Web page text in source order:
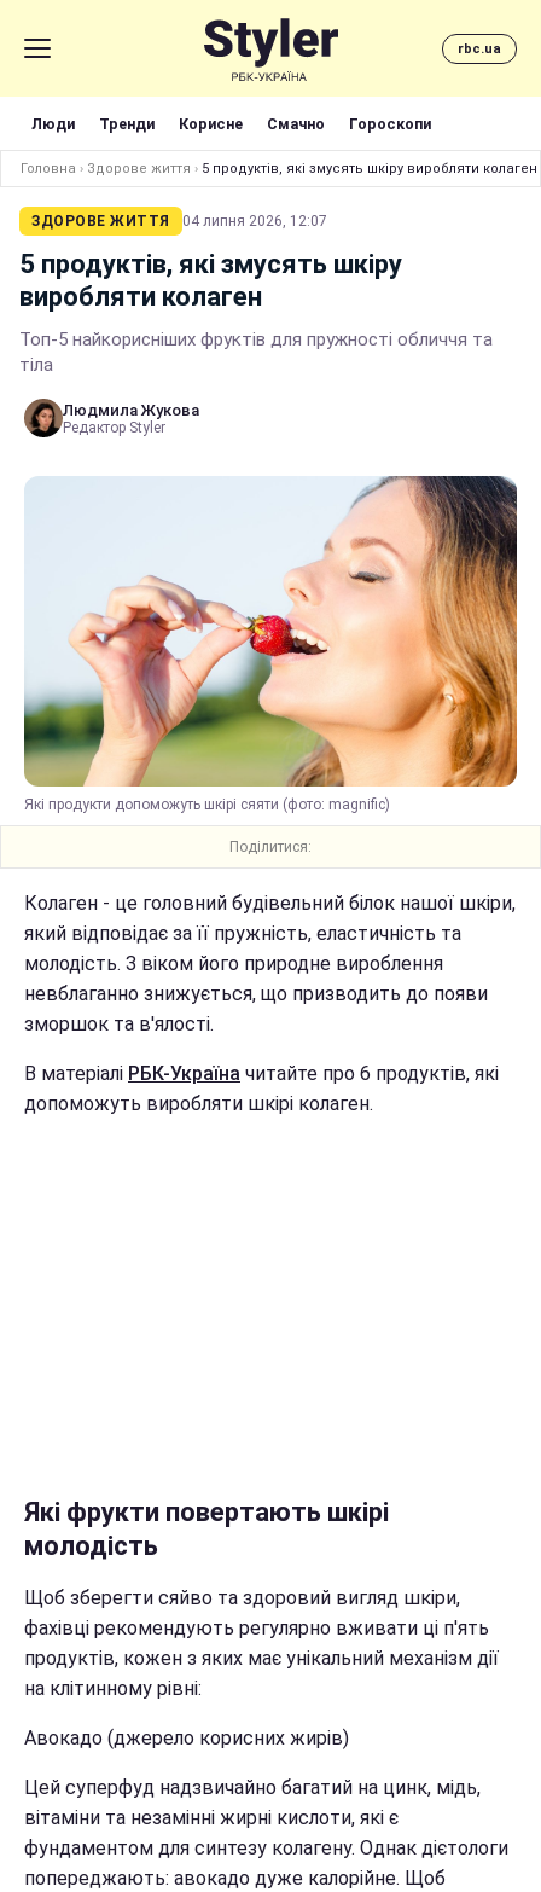
rbc.ua
Люди Тренди Корисне Смачно Гороскопи
Головна › Здорове життя › 5 продуктів, які змусять шкіру виробляти колаген
ЗДОРОВЕ ЖИТТЯ 04 липня 2026, 12:07
5 продуктів, які змусять шкіру
виробляти колаген
Топ-5 найкорисніших фруктів для пружності обличчя та
тіла
Людмила Жукова
Редактор Styler
Які продукти допоможуть шкірі сяяти (фото: magnific)
Поділитися:
Колаген - це головний будівельний білок нашої шкіри,
який відповідає за її пружність, еластичність та
молодість. З віком його природне вироблення
невблаганно знижується, що призводить до появи
зморшок та в'ялості.
В матеріалі РБК-Україна читайте про 6 продуктів, які
допоможуть виробляти шкірі колаген.
Які фрукти повертають шкірі
молодість
Щоб зберегти сяйво та здоровий вигляд шкіри,
фахівці рекомендують регулярно вживати ці п'ять
продуктів, кожен з яких має унікальний механізм дії
на клітинному рівні:
Авокадо (джерело корисних жирів)
Цей суперфуд надзвичайно багатий на цинк, мідь,
вітаміни та незамінні жирні кислоти, які є
фундаментом для синтезу колагену. Однак дієтологи
попереджають: авокадо дуже калорійне. Щоб